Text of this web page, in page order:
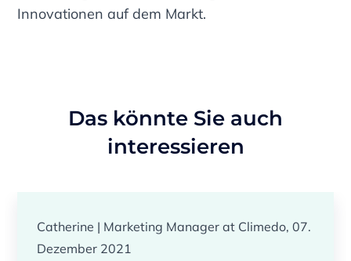
Innovationen auf dem Markt.
Das könnte Sie auch
interessieren
Catherine | Marketing Manager at Climedo, 07.
Dezember 2021